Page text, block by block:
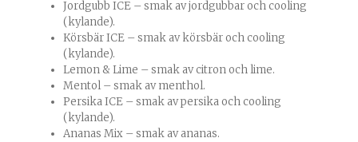
Jordgubb ICE – smak av jordgubbar och cooling
(kylande).
Körsbär ICE – smak av körsbär och cooling
(kylande).
Lemon & Lime – smak av citron och lime.
Mentol – smak av menthol.
Persika ICE – smak av persika och cooling
(kylande).
Ananas Mix – smak av ananas.